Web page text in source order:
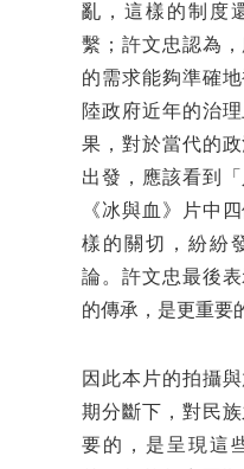
亂，這樣的制度
繫；許文忠認為
的需求能夠準確
陸政府近年的治
果，對於當代的
出發，應該看到
《冰與血》片中
樣的關切，紛紛
論。許文忠最後
的傳承，是更重要
因此本片的拍攝
期分斷下，對民
要的，是呈現這